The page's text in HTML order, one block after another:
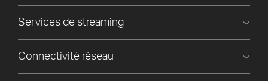
Services de streaming
Connectivité réseau